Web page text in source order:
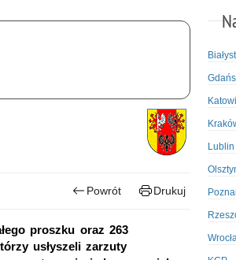
Powrót Drukuj
proszku oraz 263
usłyszeli zarzuty
Lublin